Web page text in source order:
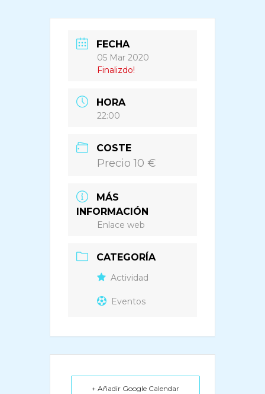
FECHA
05 Mar 2020
Finalizdo!
HORA
22:00
COSTE
Precio 10 €
MÁS
INFORMACIÓN
Enlace web
CATEGORÍA
Actividad
Eventos
+ Añadir Google Calendar